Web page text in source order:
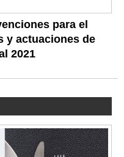
para el
y actuaciones de
2021